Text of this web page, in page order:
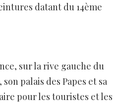
datant du 14ème
sur la rive gauche du
palais des Papes et sa
pour les touristes et les